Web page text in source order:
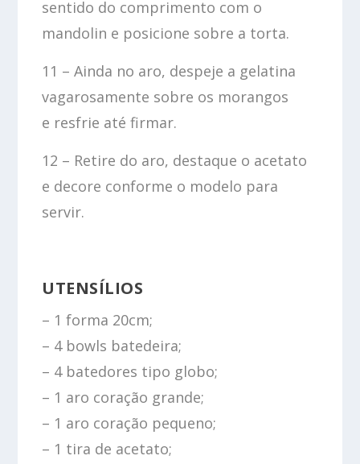
sentido do comprimento com o
mandolin e posicione sobre a torta.
11 – Ainda no aro, despeje a gelatina
vagarosamente sobre os morangos
e resfrie até firmar.
12 – Retire do aro, destaque o acetato
e decore conforme o modelo para
servir.
UTENSÍLIOS
– 1 forma 20cm;
– 4 bowls batedeira;
– 4 batedores tipo globo;
– 1 aro coração grande;
– 1 aro coração pequeno;
– 1 tira de acetato;